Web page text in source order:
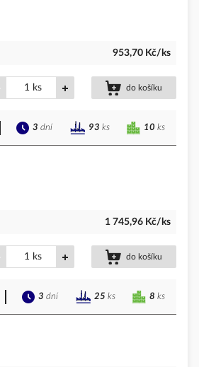
953,70 Kč/ks
ks do košíku
10 ks
3 dní 93 ks
1 745,96 Kč/ks
ks do košíku
8 ks
3 dní 25 ks